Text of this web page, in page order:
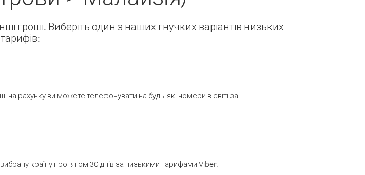
гроші. Виберіть один з наших гнучких варіантів низьких
тарифів:
рахунку ви можете телефонувати на будь-які номери в світі за
країну протягом 30 днів за низькими тарифами Viber.